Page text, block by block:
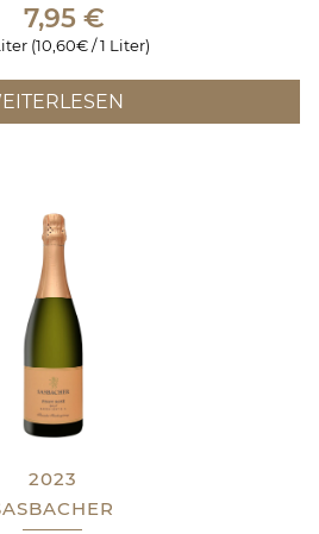
7,95 €
(10,60€ / 1 Liter)
2023